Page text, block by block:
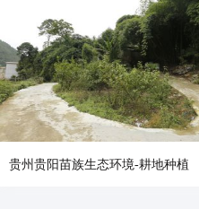
贵州贵阳苗族生态环境-耕地种植